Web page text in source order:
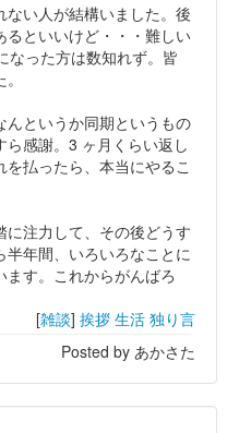
ない人が結構いました。後
るといいけど・・・難しい
なった方は数知れず。皆
というか同期というもの
感謝。3 ヶ月くらい返し
払ったら、本当にやるこ
注力して、その後どうす
年間、いろいろなことに
す。これからがんばろ
[雑談] 挨拶 生活 独り言
Posted by あかさた